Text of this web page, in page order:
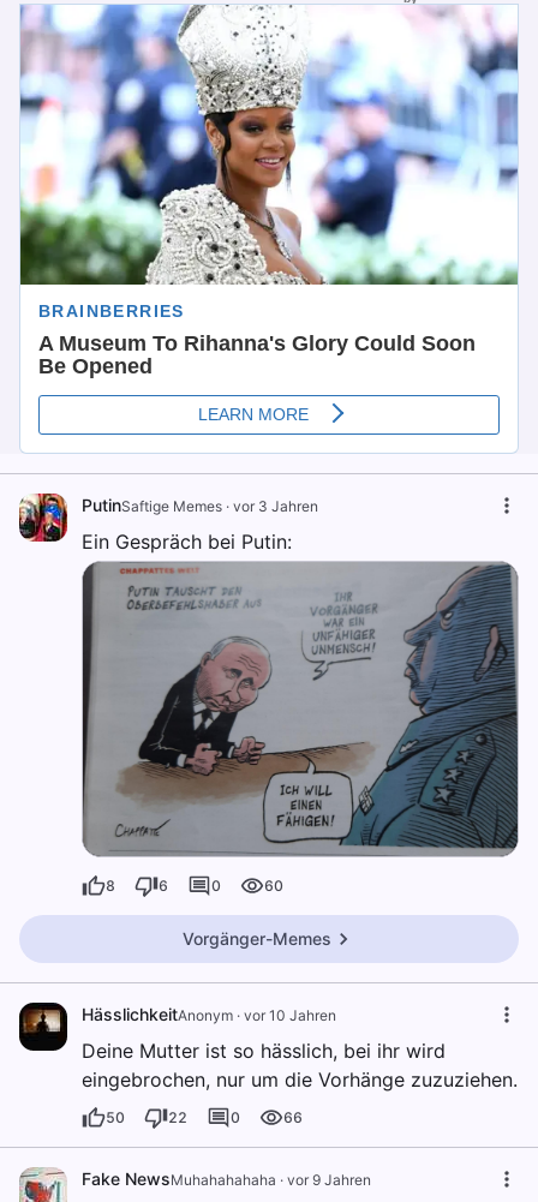
PutinSaftige Memes · vor 3 Jahren
Ein Gespräch bei Putin:
8 6 0 60
Vorgänger-Memes
HässlichkeitAnonym · vor 10 Jahren
Deine Mutter ist so hässlich, bei ihr wird
eingebrochen, nur um die Vorhänge zuzuziehen.
50 22 0 66
Fake NewsMuhahahahaha · vor 9 Jahren